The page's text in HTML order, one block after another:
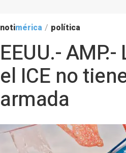
notimérica / política
EEUU.-
el ICE no
armada